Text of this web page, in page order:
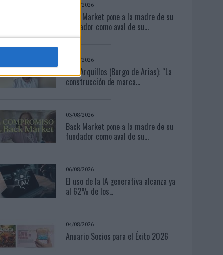
03/08/2026
Back Market pone a la madre de su
fundador como aval de su...
05/08/2026
Luis Arquillos (Burgo de Arias): “La
construcción de marca...
03/08/2026
Back Market pone a la madre de su
fundador como aval de su...
06/08/2026
El uso de la IA generativa alcanza ya
al 62% de los...
04/08/2026
Anuario Socios para el Éxito 2026